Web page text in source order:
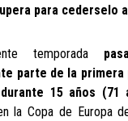
para cederselo
temporada
parte de la primera
15 años (71
la Copa de Europa